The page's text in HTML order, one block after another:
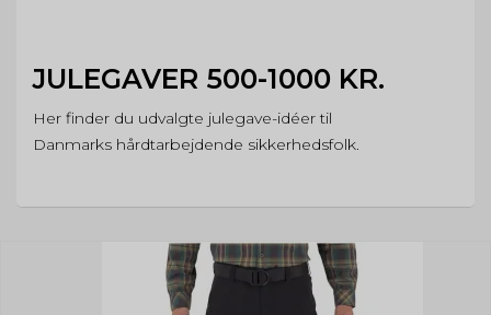
JULEGAVER 500-1000 KR.
Her finder du udvalgte julegave-idéer til
Danmarks hårdtarbejdende sikkerhedsfolk.